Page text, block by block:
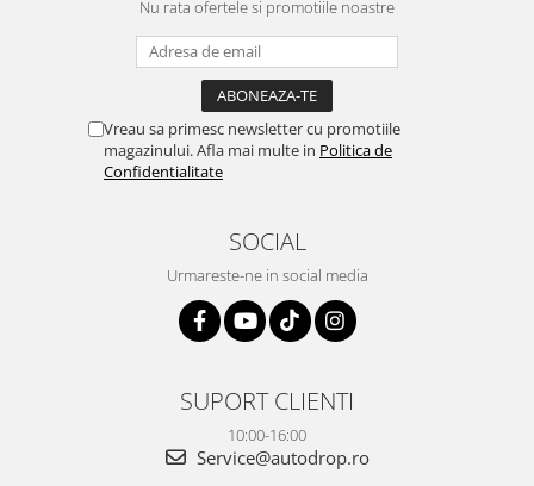
Nu rata ofertele si promotiile noastre
Vreau sa primesc newsletter cu promotiile
magazinului. Afla mai multe in Politica de
Confidentialitate
SOCIAL
Urmareste-ne in social media
SUPORT CLIENTI
10:00-16:00
Service@autodrop.ro